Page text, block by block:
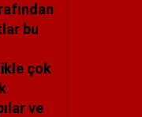
bu
çok
ve